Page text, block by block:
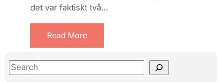
det var faktiskt två…
Read More
S